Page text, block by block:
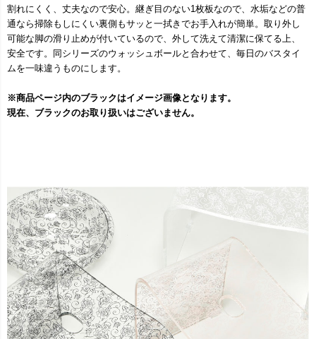
割れにくく、丈夫なので安心。継ぎ目のない1枚板なので、水垢などの普
通なら掃除もしにくい裏側もサッと一拭きでお手入れが簡単。取り外し
可能な脚の滑り止めが付いているので、外して洗えて清潔に保てる上、
安全です。同シリーズのウォッシュボールと合わせて、毎日のバスタイ
ムを一味違うものにします。
※商品ページ内のブラックはイメージ画像となります。
現在、ブラックのお取り扱いはございません。